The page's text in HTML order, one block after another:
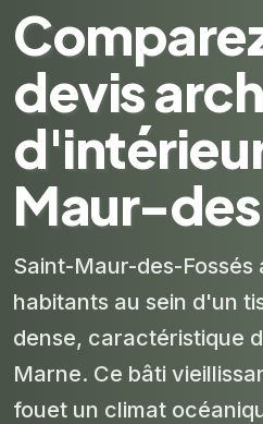
devis
Maur-
Saint-Maur-des-Fossés
habitants au sein d'un
dense, caractéristique
Marne. Ce bâti
fouet un climat